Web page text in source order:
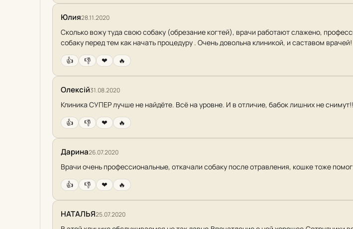
Юлия28.11.2020
Сколько вожу туда свою собаку (обрезание когтей), врачи работают слажено,
собаку перед тем как начать процедуру . Очень довольна клиникой, и саставом врачей!
👍
👎 ❤ 🔥
Олексій31.08.2020
Клиника СУПЕР лучше не найдёте. Всё на уровне. И в отличие, бабок лишних не
👍
👎 ❤ 🔥
Дарина26.07.2020
Врачи очень профессиональные, откачали собаку после отравления, кошке тоже
👍
👎 ❤ 🔥
НАТАЛЬЯ25.07.2020